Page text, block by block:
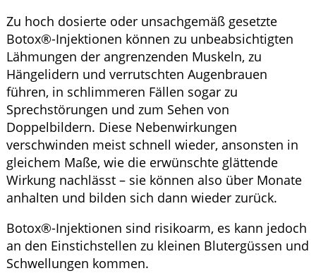
Zu hoch dosierte oder unsachgemäß gesetzte
Botox®-Injektionen können zu unbeabsichtigten
Lähmungen der angrenzenden Muskeln, zu
Hängelidern und verrutschten Augenbrauen
führen, in schlimmeren Fällen sogar zu
Sprechstörungen und zum Sehen von
Doppelbildern. Diese Nebenwirkungen
verschwinden meist schnell wieder, ansonsten in
gleichem Maße, wie die erwünschte glättende
Wirkung nachlässt – sie können also über Monate
anhalten und bilden sich dann wieder zurück.
Botox®-Injektionen sind risikoarm, es kann jedoch
an den Einstichstellen zu kleinen Blutergüssen und
Schwellungen kommen.